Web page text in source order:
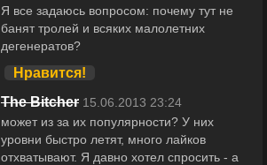
Я все задаюсь вопросом: почему тут не
банят тролей и всяких малолетних
дегенератов?
Нравится!
The Bitcher 15.06.2013 23:24
может из за их популярности? У них
уровни быстро летят, много лайков
отхватывают. Я давно хотел спросить - а